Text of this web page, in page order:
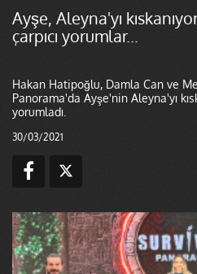
Ayşe, Aleyna'yı
çarpıcı yorumlar...
Hakan Hatipoğlu, Damla Can ve
Panorama'da Ayşe'nin Aleyna'yı
yorumladı.
30/03/2021